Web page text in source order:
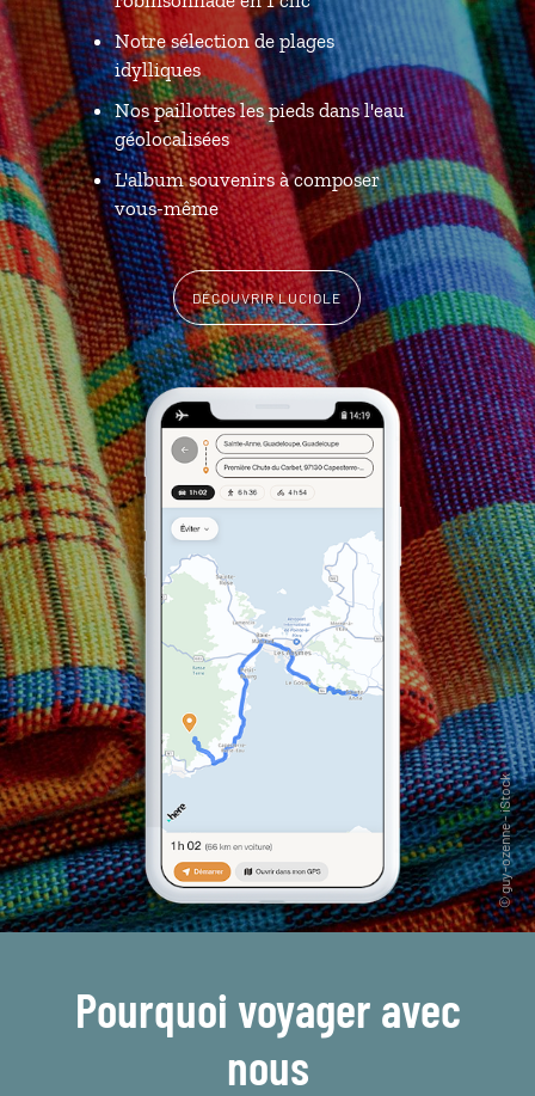
Notre sélection de plages
idylliques
Nos paillottes les pieds dans l'eau
géolocalisées
L'album souvenirs à composer
vous-même
DÉCOUVRIR LUCIOLE
Pourquoi voyager avec
nous